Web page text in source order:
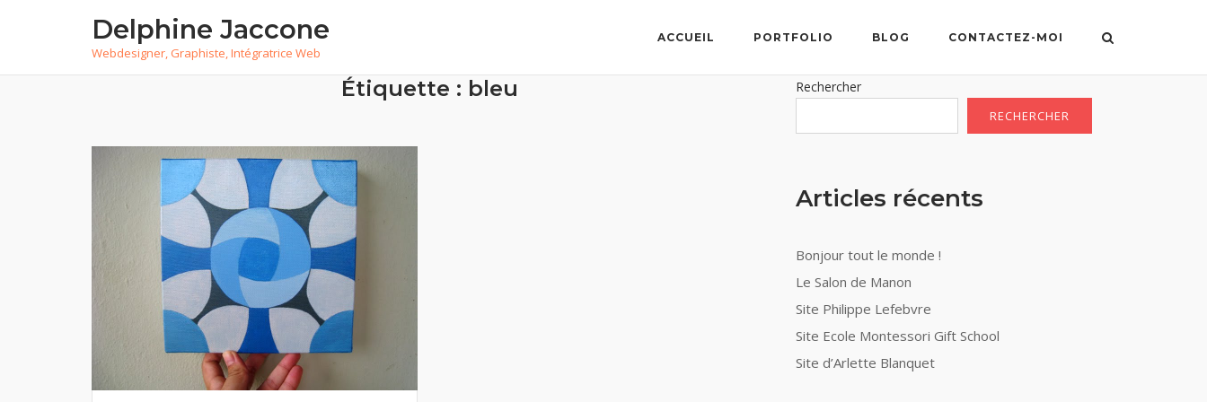
Delphine Jaccone
Webdesigner, Graphiste, Intégratrice Web
ACCUEIL PORTFOLIO BLOG CONTACTEZ-MOI
Étiquette : bleu Rechercher
RECHERCHER
Articles récents
Bonjour tout le monde !
Le Salon de Manon
Site Philippe Lefebvre
Site Ecole Montessori Gift School
Site d’Arlette Blanquet